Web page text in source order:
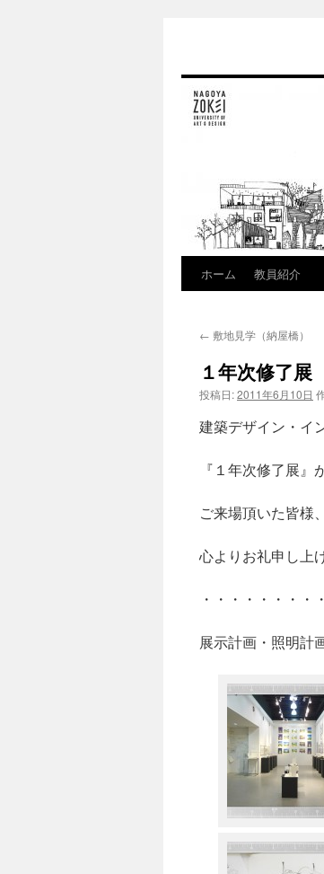
テ
ホーム 教員紹介
← 敷地見学（納屋橋）
１年次修了展
投稿日:2011年6月10日
建築デザイン・イ
『１年次修了展』
ご来場頂いた皆様
心よりお礼申し上
・・・・・・・・
展示計画・照明計